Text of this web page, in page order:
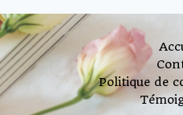
Politique de